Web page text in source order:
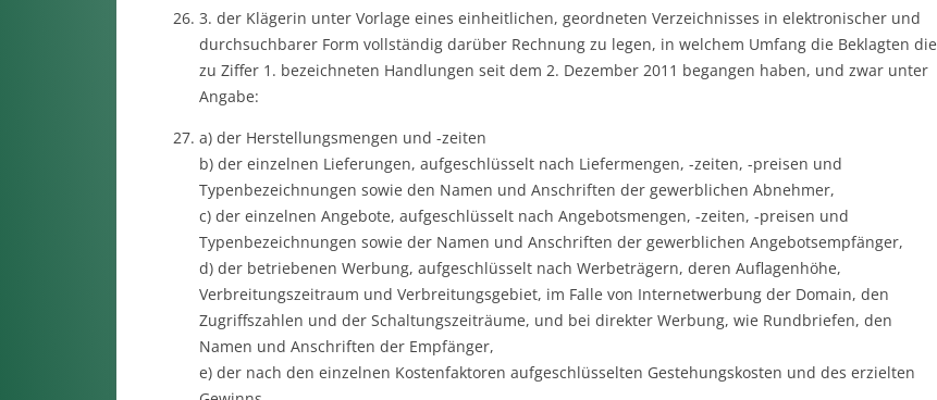
3. der Klägerin unter Vorlage eines einheitlichen, geordneten Verzeichnisses in elektronischer und
durchsuchbarer Form vollständig darüber Rechnung zu legen, in welchem Umfang die Beklagten die
zu Ziffer 1. bezeichneten Handlungen seit dem 2. Dezember 2011 begangen haben, und zwar unter
Angabe:
a) der Herstellungsmengen und -zeiten
b) der einzelnen Lieferungen, aufgeschlüsselt nach Liefermengen, -zeiten, -preisen und
Typenbezeichnungen sowie den Namen und Anschriften der gewerblichen Abnehmer,
c) der einzelnen Angebote, aufgeschlüsselt nach Angebotsmengen, -zeiten, -preisen und
Typenbezeichnungen sowie der Namen und Anschriften der gewerblichen Angebotsempfänger,
d) der betriebenen Werbung, aufgeschlüsselt nach Werbeträgern, deren Auflagenhöhe,
Verbreitungszeitraum und Verbreitungsgebiet, im Falle von Internetwerbung der Domain, den
Zugriffszahlen und der Schaltungszeiträume, und bei direkter Werbung, wie Rundbriefen, den
Namen und Anschriften der Empfänger,
e) der nach den einzelnen Kostenfaktoren aufgeschlüsselten Gestehungskosten und des erzielten